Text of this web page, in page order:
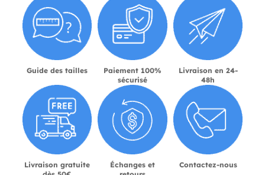
Guide des tailles
Paiement 100%
sécurisé
Livraison en 24-
48h
Livraison gratuite
Échanges et
Contactez-nous